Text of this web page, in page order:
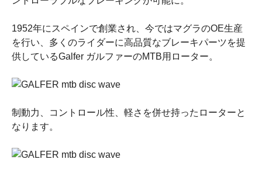
1952年にスペインで創業され、今ではマグラのOE生産
を行い、多くのライダーに高品質なブレーキパーツを提
供しているGalfer ガルファーのMTB用ローター。
制動力、コントロール性、軽さを併せ持ったローターと
なります。